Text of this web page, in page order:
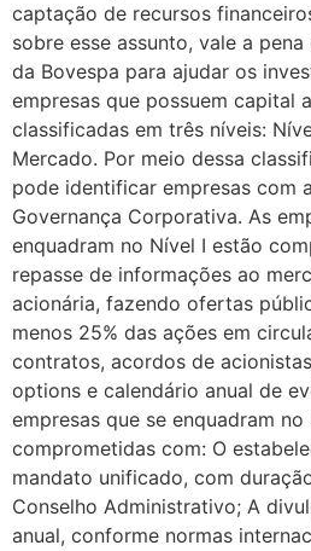
captação de recursos
sobre esse assunto, vale a
da Bovespa para ajudar os
empresas que possuem capital
classificadas em três níveis:
Mercado. Por meio dessa
pode identificar empresas com
Governança Corporativa. As
enquadram no Nível I estão
repasse de informações ao
acionária, fazendo ofertas
menos 25% das ações em
contratos, acordos de
options e calendário anual de
empresas que se enquadram no
comprometidas com: O
mandato unificado, com
Conselho Administrativo; A
anual, conforme normas